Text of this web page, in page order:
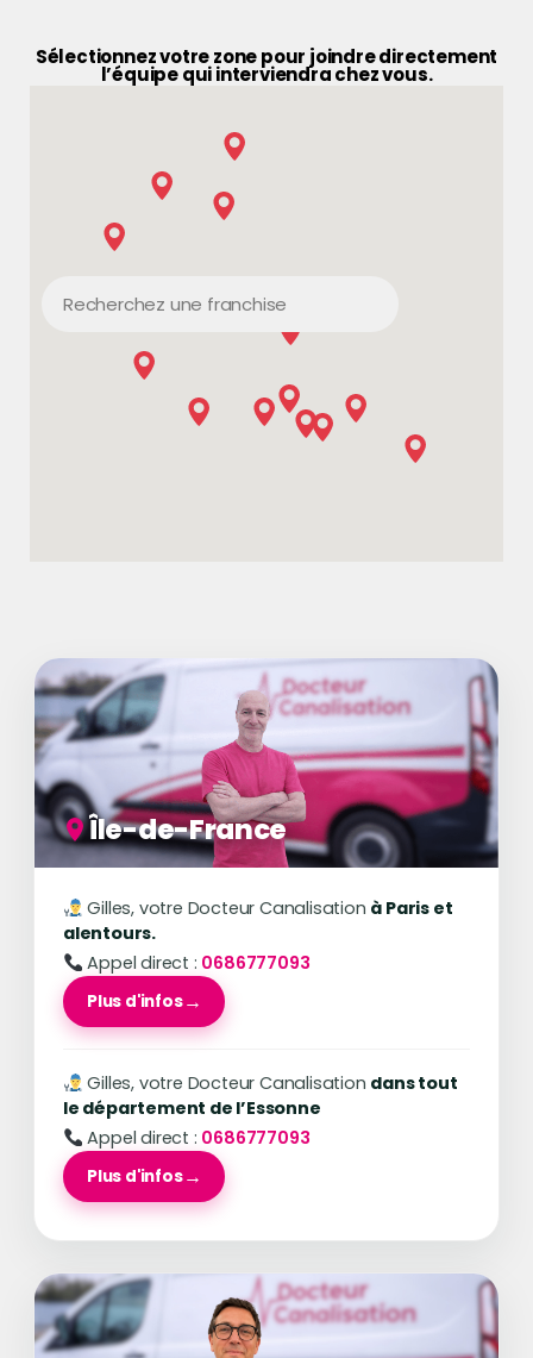
Sélectionnez votre zone pour joindre directement
l’équipe qui interviendra chez vous.
Île-de-France
Gilles, votre Docteur Canalisation à Paris et
alentours.
Appel direct : ‪ 0686777093
Plus d'infos
Gilles, votre Docteur Canalisation dans tout
le département de l’Essonne
Appel direct : ‪ 0686777093
Plus d'infos